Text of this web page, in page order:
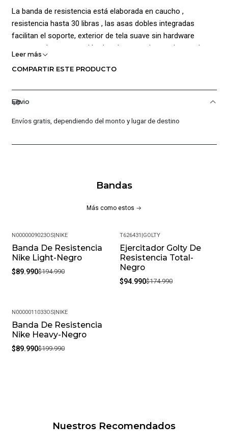
La banda de resistencia está elaborada en caucho ,
resistencia hasta 30 libras , las asas dobles integradas
facilitan el soporte, exterior de tela suave sin hardware
expuesto, la construcción duradera permite que la cuerda se
Elaborada en caucho
Las asas dobles
Meses de garantía: 1
Garantía: Por defectos de fábrica
Condición: Nuevo
Nombre de color: Negro
Género: Unisex
Leer más
COMPARTIR ESTE PRODUCTO
Envio
Envíos gratis, dependiendo del monto y lugar de destino
Bandas
Más como estos
-54%
N0000009023OS|NIKE
Banda De Resistencia
Nike Light-Negro
$89.990$194.990
-46%
T626431 |GOLTY
Ejercitador Golty De
Resistencia Total-
Negro
$94.990$174.990
-55%
N0000011033OS|NIKE
Banda De Resistencia
Nike Heavy-Negro
$89.990$199.990
Nuestros Recomendados